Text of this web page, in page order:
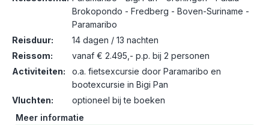
Brokopondo - Fredberg - Boven-Suriname -
Paramaribo
Reisduur:
14 dagen / 13 nachten
Reissom:
vanaf € 2.495,- p.p. bij 2 personen
Activiteiten:
o.a. fietsexcursie door Paramaribo en
bootexcursie in Bigi Pan
Vluchten:
optioneel bij te boeken
Meer informatie